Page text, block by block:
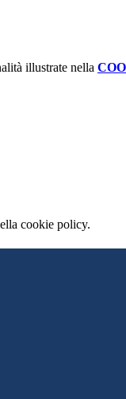
illustrate nella
cookie policy.